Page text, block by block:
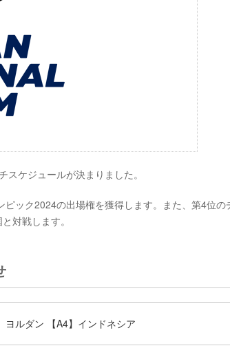
ケジュールが決まりました。
ック2024の出場権を獲得します。また、第4位の
対戦します。
ヨルダン 【A4】インドネシア